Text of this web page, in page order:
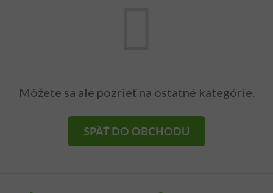
Môžete sa ale pozrieť na ostatné kategórie.
SPÄŤ DO OBCHODU